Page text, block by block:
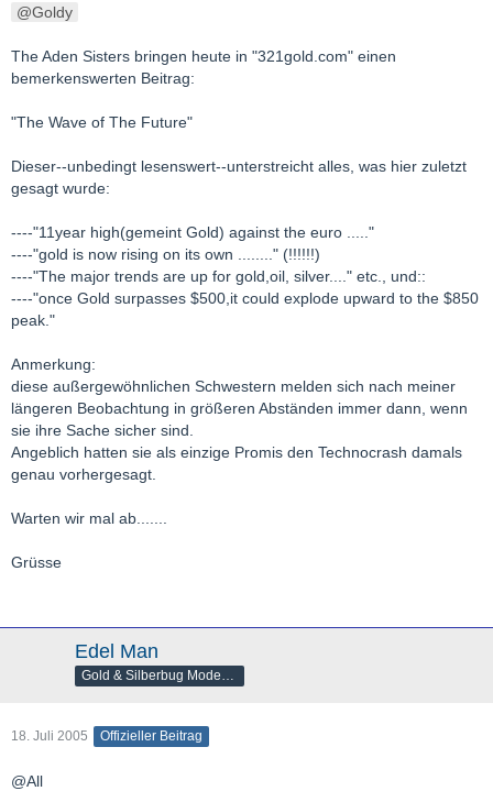
Goldy
The Aden Sisters bringen heute in "321gold.com" einen
bemerkenswerten Beitrag:
"The Wave of The Future"
Dieser--unbedingt lesenswert--unterstreicht alles, was hier zuletzt
gesagt wurde:
----"11year high(gemeint Gold) against the euro ....."
----"gold is now rising on its own ........" (!!!!!!)
----"The major trends are up for gold,oil, silver...." etc., und::
----"once Gold surpasses $500,it could explode upward to the $850
peak."
Anmerkung:
diese außergewöhnlichen Schwestern melden sich nach meiner
längeren Beobachtung in größeren Abständen immer dann, wenn
sie ihre Sache sicher sind.
Angeblich hatten sie als einzige Promis den Technocrash damals
genau vorhergesagt.
Warten wir mal ab.......
Grüsse
Edel Man
Gold & Silberbug Moderator
18. Juli 2005 Offizieller Beitrag
@All